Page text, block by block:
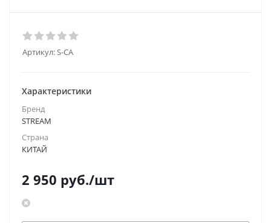
Артикул:S-СА
Характеристики
Бренд
STREAM
Страна
КИТАЙ
2 950 руб./шт